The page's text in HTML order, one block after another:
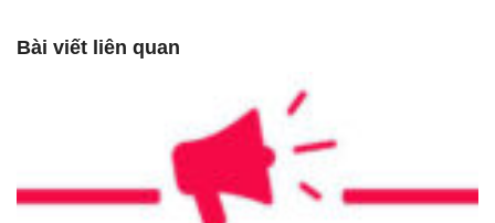
Bài viết liên quan